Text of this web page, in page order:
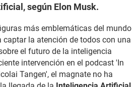
según Elon Musk.
más emblemáticas del mundo
captar la atención de todos con una
el futuro de la inteligencia
intervención en el podcast 'In
Tangen', el magnate no ha